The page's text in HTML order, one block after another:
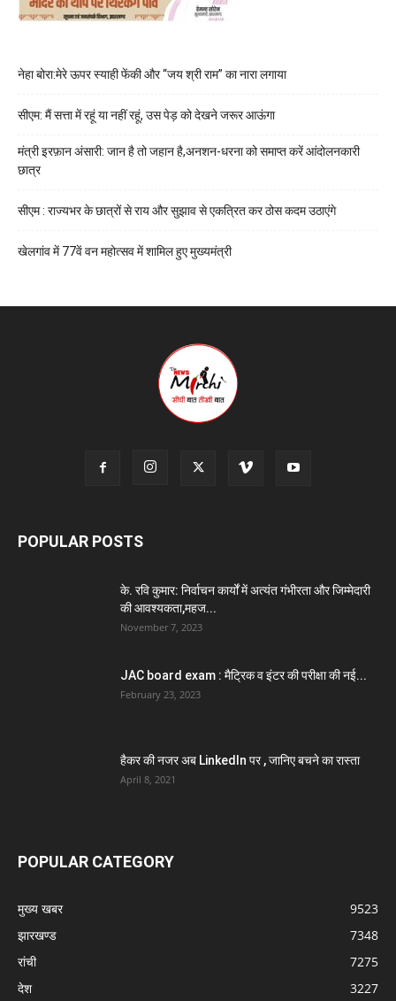
नेहा बोरा:मेरे ऊपर स्याही फेंकी और “जय श्री राम” का नारा लगाया
सीएम: मैं सत्ता में रहूं या नहीं रहूं, उस पेड़ को देखने जरूर आऊंगा
मंत्री इरफ़ान अंसारी: जान है तो जहान है,अनशन-धरना को समाप्त करें आंदोलनकारी
छात्र
सीएम : राज्यभर के छात्रों से राय और सुझाव से एकत्रित कर ठोस कदम उठाएंगे
खेलगांव में 77वें वन महोत्सव में शामिल हुए मुख्यमंत्री
POPULAR POSTS
के. रवि कुमार: निर्वाचन कार्यों में अत्यंत गंभीरता और जिम्मेदारी
की आवश्यकता,महज...
November 7, 2023
JAC board exam : मैट्रिक व इंटर की परीक्षा की नई...
February 23, 2023
हैकर की नजर अब LinkedIn पर , जानिए बचने का रास्ता
April 8, 2021
POPULAR CATEGORY
मुख्य खबर
9523
झारखण्ड
7348
रांची
7275
देश
3227